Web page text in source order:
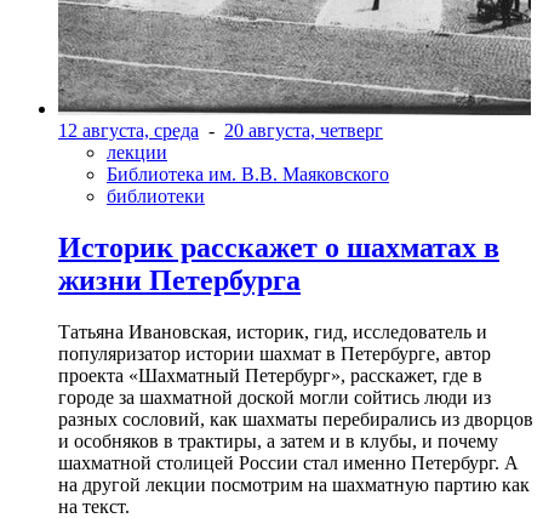
12 августа, среда - 20 августа, четверг
лекции
Библиотека им. В.В. Маяковского
библиотеки
Историк расскажет о шахматах в
жизни Петербурга
Татьяна Ивановская, историк, гид, исследователь и
популяризатор истории шахмат в Петербурге, автор
проекта «Шахматный Петербург», расскажет, где в
городе за шахматной доской могли сойтись люди из
разных сословий, как шахматы перебирались из дворцов
и особняков в трактиры, а затем и в клубы, и почему
шахматной столицей России стал именно Петербург. А
на другой лекции посмотрим на шахматную партию как
на текст.